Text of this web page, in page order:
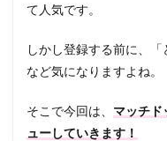
て人気です。
しかし登録する前に、「
など気になりますよね。
そこで今回は、 マッチド
ューしていきます！